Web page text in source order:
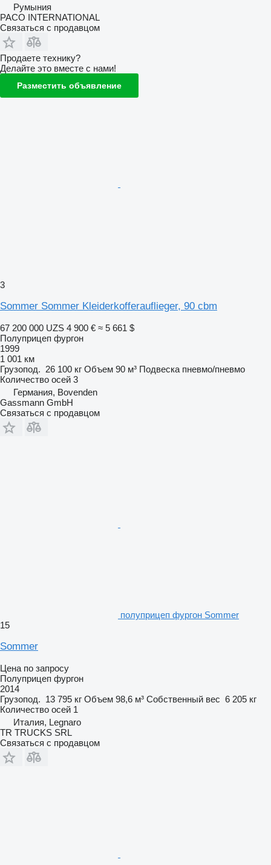
Румыния
PACO INTERNATIONAL
Связаться с продавцом
Продаете технику?
Делайте это вместе с нами!
Разместить объявление
3
Sommer Sommer Kleiderkofferauflieger, 90 cbm
67 200 000 UZS 4 900 € ≈ 5 661 $
Полуприцеп фургон
1999
1 001 км
Грузопод. 26 100 кг Объем 90 м³ Подвеска пневмо/пневмо
Количество осей 3
Германия, Bovenden
Gassmann GmbH
Связаться с продавцом
полуприцеп фургон Sommer
15
Sommer
Цена по запросу
Полуприцеп фургон
2014
Грузопод. 13 795 кг Объем 98,6 м³ Собственный вес 6 205 кг
Количество осей 1
Италия, Legnaro
TR TRUCKS SRL
Связаться с продавцом